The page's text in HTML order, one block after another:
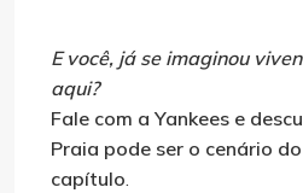
E você, já se imaginou
aqui?
Fale com a Yankees e
Praia pode ser o cenário
capítulo.